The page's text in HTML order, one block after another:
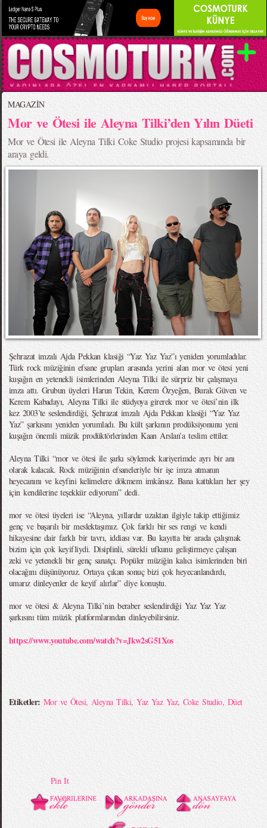
MAGAZİN
Mor ve Ötesi ile Aleyna Tilki’den Yılın Düeti
Mor ve Ötesi ile Aleyna Tilki Coke Studio projesi kapsamında bir
araya geldi.
Şehrazat imzalı Ajda Pekkan klasiği “Yaz Yaz Yaz”ı yeniden yorumladılar.
Türk rock müziğinin efsane grupları arasında yerini alan mor ve ötesi yeni
kuşağın en yetenekli isimlerinden Aleyna Tilki ile sürpriz bir çalışmaya
imza attı. Grubun üyeleri Harun Tekin, Kerem Özyeğen, Burak Güven ve
Kerem Kabadayı, Aleyna Tilki ile stüdyoya girerek mor ve ötesi’nin ilk
kez 2003’te seslendirdiği, Şehrazat imzalı Ajda Pekkan klasiği “Yaz Yaz
Yaz” şarkısını yeniden yorumladı. Bu kült şarkının prodüksiyonunu yeni
kuşağın önemli müzik prodüktörlerinden Kaan Arslan’a teslim ettiler.
Aleyna Tilki “mor ve ötesi ile şarkı söylemek kariyerimde ayrı bir anı
olarak kalacak. Rock müziğinin efsaneleriyle bir işe imza atmanın
heyecanını ve keyfini kelimelere dökmem imkânsız. Bana kattıkları her şey
için kendilerine teşekkür ediyorum” dedi.
mor ve ötesi üyeleri ise “Aleyna, yıllardır uzaktan ilgiyle takip ettiğimiz
genç ve başarılı bir meslektaşımız. Çok farklı bir ses rengi ve kendi
hikayesine dair farklı bir tavrı, iddiası var. Bu kayıtta bir arada çalışmak
bizim için çok keyifliydi. Disiplinli, sürekli ufkunu geliştirmeye çalışan
zeki ve yetenekli bir genç sanatçı. Popüler müziğin kalıcı isimlerinden biri
olacağını düşünüyoruz. Ortaya çıkan sonuç bizi çok heyecanlandırdı,
umarız dinleyenler de keyif alırlar” diye konuştu.
mor ve ötesi & Aleyna Tilki’nin beraber seslendirdiği Yaz Yaz Yaz
şarkısını tüm müzik platformlarından dinleyebilirsiniz.
https://www.youtube.com/watch?v=Jkw2sG51Xos
Etiketler: Mor ve Ötesi,Aleyna Tilki,Yaz Yaz Yaz, Coke Studio, Düet
Pin It